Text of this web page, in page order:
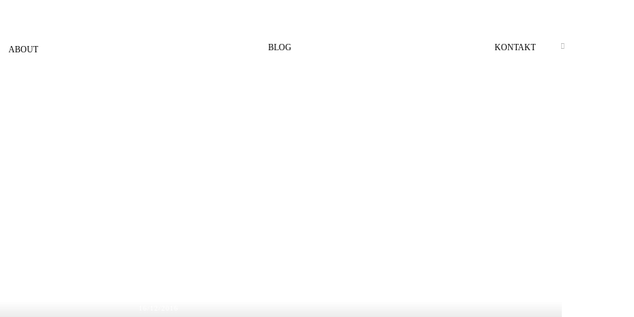
BLOG KONTAKT
ABOUT